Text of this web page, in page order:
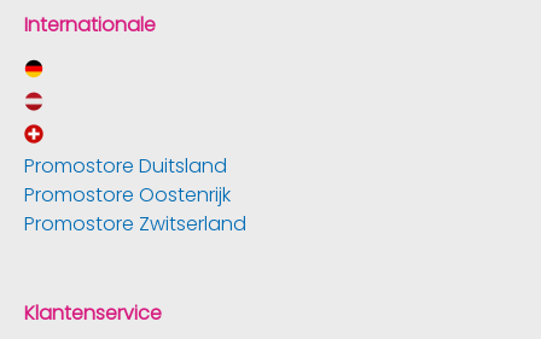
Internationale
Promostore Duitsland
Promostore Oostenrijk
Promostore Zwitserland
Klantenservice